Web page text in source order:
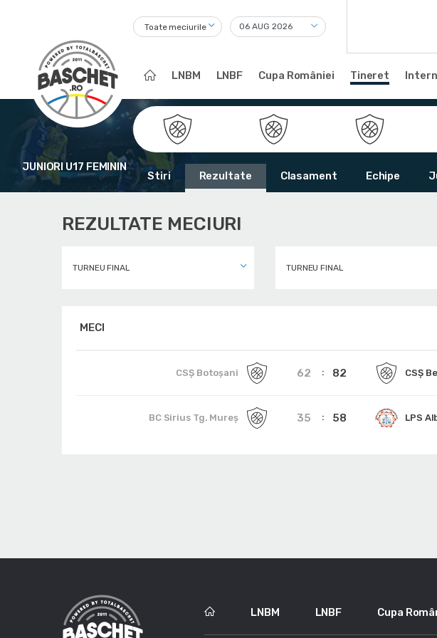
Toate meciurile
LNBM LNBF Cupa României Tineret
JUNIORI U17 FEMININ
Stiri Rezultate Clasament Echipe
REZULTATE MECIURI
TURNEU FINAL TURNEU FINAL
MECI
CSȘ Botoșani 62 82 CSȘ
BC Sirius Tg. Mureș 35 58 LPS
LNBM LNBF Cupa